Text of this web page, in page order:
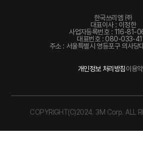
한국쓰리엠 ㈜
대표이사 : 이정한
사업자등록번호 : 116-81-
대표번호 : 080-033-
주소 : 서울특별시 영등포구 의사당
개인정보 처리방침이용
COPYRIGHT(C)2024. 3M Corp. ALL